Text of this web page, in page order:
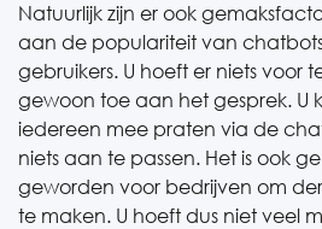
Natuurlijk zijn er ook
aan de populariteit van
gebruikers. U hoeft er niets voor
gewoon toe aan het gesprek. U
iedereen mee praten via de
niets aan te passen. Het is ook
geworden voor bedrijven om
te maken. U hoeft dus niet veel